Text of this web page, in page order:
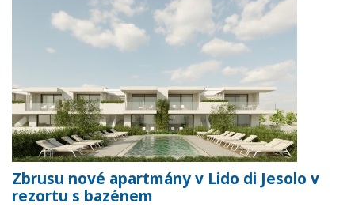
Zbrusu nové apartmány v Lido di Jesolo v
rezortu s bazénem